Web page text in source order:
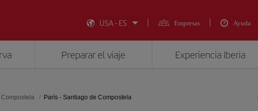
USA - ES
Empresas Ayuda
Preparar el viaje Experiencia Iberia
París - Santiago de Compostela